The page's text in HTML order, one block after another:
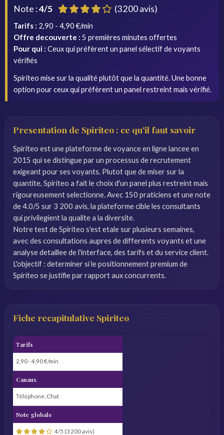
Note :4/5 (3 200 avis)
Tarifs : 2,90 - 4,90 €/min
Offre decouverte : 5 premières minutes offertes
Pour qui : Ceux qui préfèrent un panel sélectif de voyants
vérifiés
Spiriteo mise sur la qualité plutôt que la quantité. Une bonne
option pour ceux qui préfèrent un panel restreint mais vérifié.
Presentation de Spiriteo : ce qu'il faut savoir
Spiriteo est une plateforme de voyance en ligne lancee en
2015 qui se distingue par un processus de recrutement
exigeant pour ses voyants. Plutot que de miser sur la
quantite, Spiriteo a fait le choix d'un panel plus restreint mais
rigoureusement selectionne. Avec 150 praticiens et une note
de 4.0/5 sur 3 200 avis, la plateforme cible les consultants
qui privilegient la qualite a la diversite.
Notre test de Spiriteo s'est etale sur plusieurs semaines,
avec des consultations aupres de differents voyants et une
analyse detaillee de l'interface, des tarifs et du service client.
L'objectif : determiner si le positionnement premium de
Spiriteo se justifie par rapport aux concurrents.
Fiche recapitulative Spiriteo
Tarifs
2,90 - 4,90 €/min
Canaux
Téléphone, Chat
Note globale
4/5 (3 200 avis)